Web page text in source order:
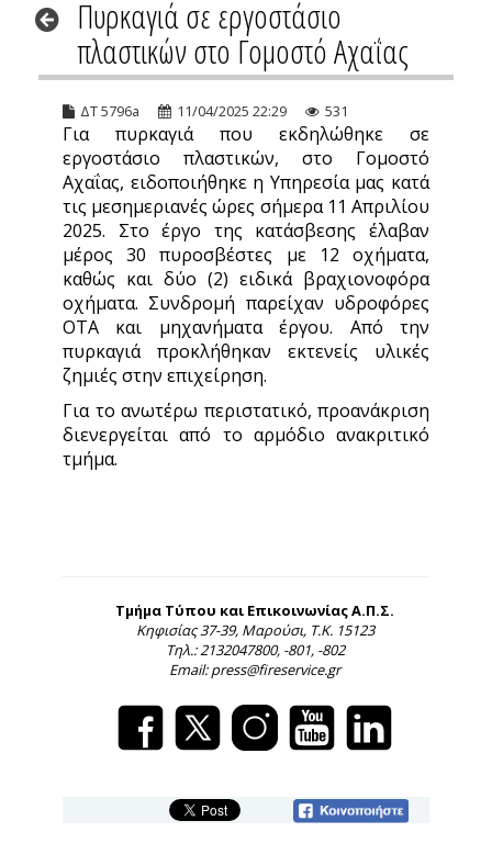
Πυρκαγιά σε εργοστάσιο
πλαστικών στο Γομοστό Αχαΐας
ΔΤ 5796a 11/04/2025 22:29 531
Για πυρκαγιά που εκδηλώθηκε σε
εργοστάσιο πλαστικών, στο Γομοστό
Αχαΐας, ειδοποιήθηκε η Υπηρεσία μας κατά
τις μεσημεριανές ώρες σήμερα 11 Απριλίου
2025. Στο έργο της κατάσβεσης έλαβαν
μέρος 30 πυροσβέστες με 12 οχήματα,
καθώς και δύο (2) ειδικά βραχιονοφόρα
οχήματα. Συνδρομή παρείχαν υδροφόρες
ΟΤΑ και μηχανήματα έργου. Από την
πυρκαγιά προκλήθηκαν εκτενείς υλικές
ζημιές στην επιχείρηση.
Για το ανωτέρω περιστατικό, προανάκριση
διενεργείται από το αρμόδιο ανακριτικό
τμήμα.
Τμήμα Τύπου και Επικοινωνίας Α.Π.Σ.
Κηφισίας 37-39, Μαρούσι, Τ.Κ. 15123
Τηλ.: 2132047800, -801, -802
Email: press@fireservice.gr